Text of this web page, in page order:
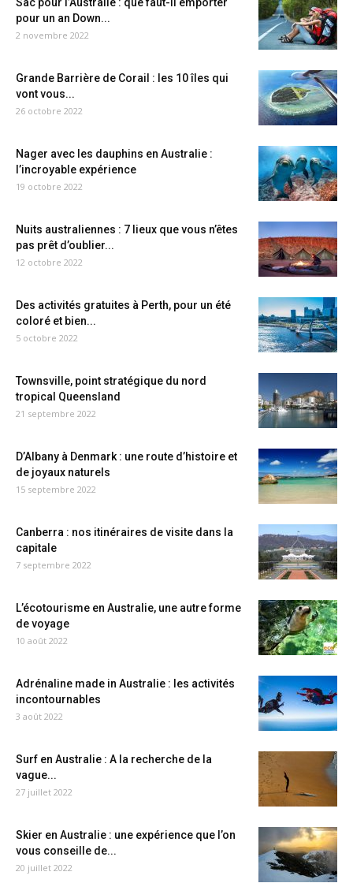
pour un an Down...
2 novembre 2022
Grande Barrière de Corail : les 10 îles qui
vont vous...
26 octobre 2022
Nager avec les dauphins en Australie :
l’incroyable expérience
19 octobre 2022
Nuits australiennes : 7 lieux que vous n’êtes
pas prêt d’oublier...
12 octobre 2022
Des activités gratuites à Perth, pour un été
coloré et bien...
5 octobre 2022
Townsville, point stratégique du nord
tropical Queensland
21 septembre 2022
D’Albany à Denmark : une route d’histoire et
de joyaux naturels
15 septembre 2022
Canberra : nos itinéraires de visite dans la
capitale
7 septembre 2022
L’écotourisme en Australie, une autre forme
de voyage
10 août 2022
Adrénaline made in Australie : les activités
incontournables
3 août 2022
Surf en Australie : A la recherche de la
vague...
27 juillet 2022
Skier en Australie : une expérience que l’on
vous conseille de...
20 juillet 2022